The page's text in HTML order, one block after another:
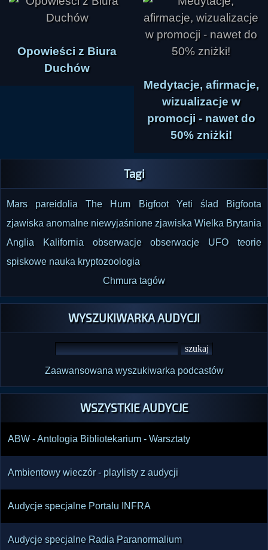
Opowieści z Biura
Duchów
Medytacje, afirmacje,
wizualizacje w
promocji - nawet do
50% zniżki!
Tagi
Mars pareidolia The Hum Bigfoot Yeti
ślad Bigfoota
zjawiska anomalne niewyjaśnione zjawiska Wielka Brytania
Anglia
Kalifornia obserwacje obserwacje UFO
teorie
spiskowe nauka kryptozoologia
Chmura tagów
WYSZUKIWARKA AUDYCJI
Zaawansowana wyszukiwarka podcastów
WSZYSTKIE AUDYCJE
ABW - Antologia Bibliotekarium - Warsztaty
Ambientowy wieczór - playlisty z audycji
Audycje specjalne Portalu INFRA
Audycje specjalne Radia Paranormalium